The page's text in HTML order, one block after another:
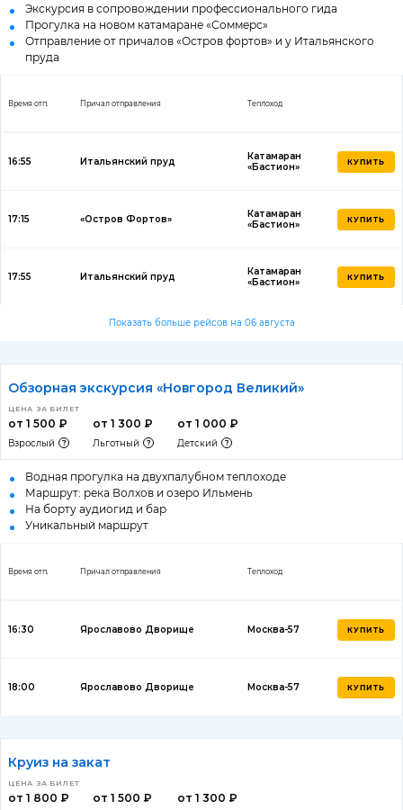
Экскурсия в сопровождении профессионального гида
Прогулка на новом катамаране «Соммерс»
Отправление от причалов «Остров фортов» и у Итальянского
пруда
Время отп. Причал отправления Теплоход
16:55 Итальянский пруд
Катамаран
«Бастион»
КУПИТЬ
17:15 «Остров Фортов»
Катамаран
«Бастион»
КУПИТЬ
17:55 Итальянский пруд
Катамаран
«Бастион»
КУПИТЬ
Показать больше рейсов на 06 августа
Обзорная экскурсия «Новгород Великий»
ЦЕНА ЗА БИЛЕТ
от 1 500 ₽
Взрослый
от 1 300 ₽
Льготный
от 1 000 ₽
Детский
Водная прогулка на двухпалубном теплоходе
Маршрут: река Волхов и озеро Ильмень
На борту аудиогид и бар
Уникальный маршрут
Время отп. Причал отправления Теплоход
16:30 Ярославово Дворище Москва-57 КУПИТЬ
18:00 Ярославово Дворище Москва-57 КУПИТЬ
Круиз на закат
ЦЕНА ЗА БИЛЕТ
от 1 800 ₽ от 1 500 ₽ от 1 300 ₽